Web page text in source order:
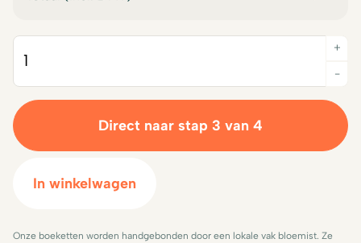
-
+
Direct naar stap 3 van 4
In winkelwagen
Onze boeketten worden handgebonden door een lokale vak bloemist. Ze